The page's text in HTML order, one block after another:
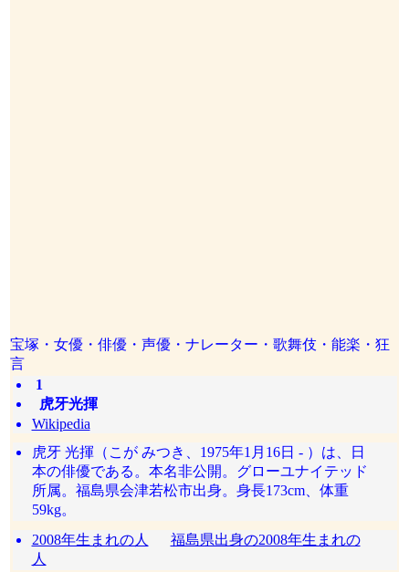
宝塚・女優・俳優・声優・ナレーター・歌舞伎・能楽・狂
言
1
虎牙光揮
Wikipedia
虎牙 光揮（こが みつき、1975年1月16日 - ）は、日
本の俳優である。本名非公開。グローユナイテッド
所属。福島県会津若松市出身。身長173cm、体重
59kg。
2008年生まれの人
福島県出身の2008年生まれの
人